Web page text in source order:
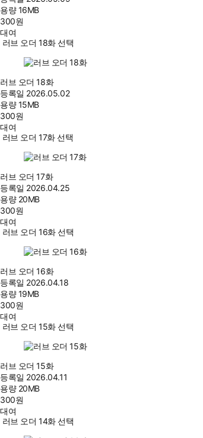
용량16MB
300원
대여
러브 오더 18화 선택
러브 오더 18화
등록일 2026.05.02
용량15MB
300원
대여
러브 오더 17화 선택
러브 오더 17화
등록일 2026.04.25
용량 20MB
300원
대여
러브 오더 16화 선택
러브 오더 16화
등록일 2026.04.18
용량19MB
300원
대여
러브 오더 15화 선택
러브 오더 15화
등록일 2026.04.11
용량 20MB
300원
대여
러브 오더 14화 선택